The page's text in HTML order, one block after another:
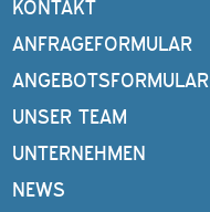
KONTAKT
ANFRAGEFORMULAR
ANGEBOTSFORMULAR
UNSER TEAM
UNTERNEHMEN
NEWS